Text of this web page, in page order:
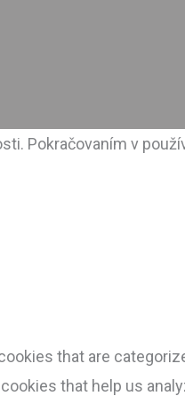
Pokračovaním v
that are
that help us